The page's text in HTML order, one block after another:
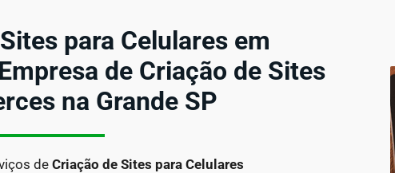
para Celulares em
de Criação de Sites
na Grande SP
deCriação de Sites para Celulares